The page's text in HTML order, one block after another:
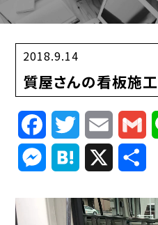
2018.9.14
質屋さんの看板施工
FacebookTwitterEmail
Messenger
Hatena